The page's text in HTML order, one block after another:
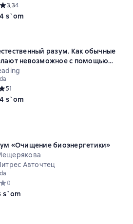
Средний рейтинг 3,3 на основе 4 оценок
3,34
s`om
разум. Как обычные
невозможное с помощью
Джо Диспенза. Саммари
рейтинг 5 на основе 1 оценок
51
s`om
«Очищение биоэнергетики»
Авточтец
Средний рейтинг 0 на основе 0 оценок
0
s`om